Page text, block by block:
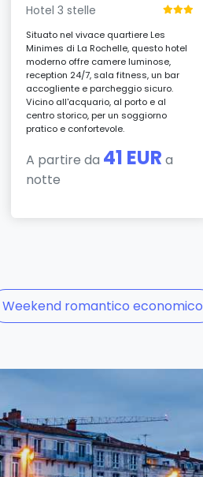
Hotel 3 stelle
Situato nel vivace quartiere Les
Minimes di La Rochelle, questo hotel
moderno offre camere luminose,
reception 24/7, sala fitness, un bar
accogliente e parcheggio sicuro.
Vicino all'acquario, al porto e al
centro storico, per un soggiorno
pratico e confortevole.
A partire da 41 EUR a
notte
Weekend romantico economico